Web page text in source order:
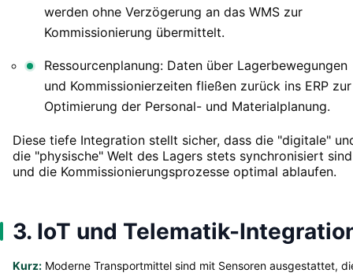
werden ohne Verzögerung an das WMS zur
Kommissionierung übermittelt.
Ressourcenplanung: Daten über Lagerbewegungen
und Kommissionierzeiten fließen zurück ins ERP zur
Optimierung der Personal- und Materialplanung.
Diese tiefe Integration stellt sicher, dass die "digitale"
die "physische" Welt des Lagers stets synchronisiert sind
und die Kommissionierungsprozesse optimal ablaufen.
3. IoT und Telematik-
Kurz: Moderne Transportmittel sind mit Sensoren ausgestattet,